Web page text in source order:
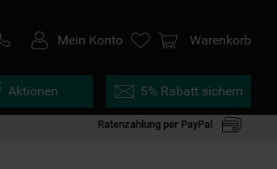
Mein Konto Warenkorb
Aktionen 5% Rabatt sichern
Ratenzahlung per PayPal